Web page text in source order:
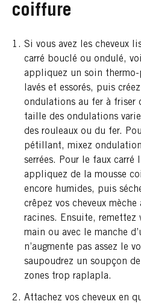
coiffure
Si vous avez les cheveux
carré bouclé ou ondulé,
appliquez un soin thermo-
lavés et essorés, puis
ondulations au fer à friser
taille des ondulations
des rouleaux ou du fer.
pétillant, mixez
serrées. Pour le faux carré
appliquez de la mousse
encore humides, puis
crêpez vos cheveux
racines. Ensuite, remettez
main ou avec le manche
n’augmente pas assez le
saupoudrez un soupçon
zones trop raplapla.
Attachez vos cheveux en